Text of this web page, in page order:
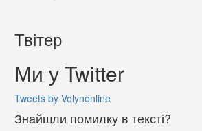
Твітер
Ми у Twitter
Tweets by Volynonline
Знайшли помилку в тексті?